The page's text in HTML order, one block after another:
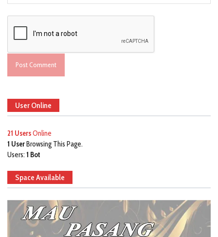
User Online
21 UsersOnline
1 UserBrowsing This Page.
Users: 1 Bot
Space Available